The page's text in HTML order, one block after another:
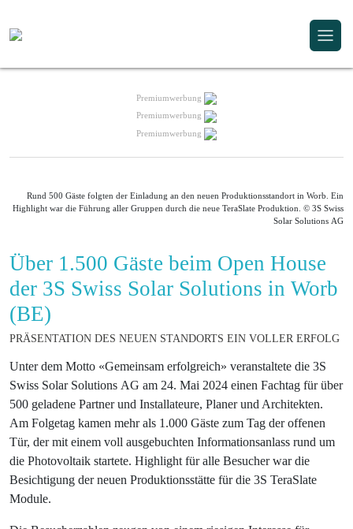
Premiumwerbung
Premiumwerbung
Premiumwerbung
Rund 500 Gäste folgten der Einladung an den neuen Produktionsstandort in Worb. Ein
Highlight war die Führung aller Gruppen durch die neue TeraSlate Produktion. © 3S Swiss
Solar Solutions AG
Über 1.500 Gäste beim Open House
der 3S Swiss Solar Solutions in Worb
(BE)
PRÄSENTATION DES NEUEN STANDORTS EIN VOLLER ERFOLG
Unter dem Motto «Gemeinsam erfolgreich» veranstaltete die 3S
Swiss Solar Solutions AG am 24. Mai 2024 einen Fachtag für über
500 geladene Partner und Installateure, Planer und Architekten.
Am Folgetag kamen mehr als 1.000 Gäste zum Tag der offenen
Tür, der mit einem voll ausgebuchten Informationsanlass rund um
die Photovoltaik startete. Highlight für alle Besucher war die
Besichtigung der neuen Produktionsstätte für die 3S TeraSlate
Module.